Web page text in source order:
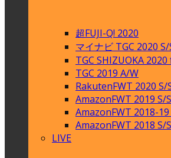
超FUJI-Q! 2020
マイナビ TGC 2020 S/
TGC SHIZUOKA
TGC 2019 A/W
RakutenFWT 2020 S/
AmazonFWT 2019 S/S
AmazonFWT 2018-
AmazonFWT 2018 S/S
LIVE